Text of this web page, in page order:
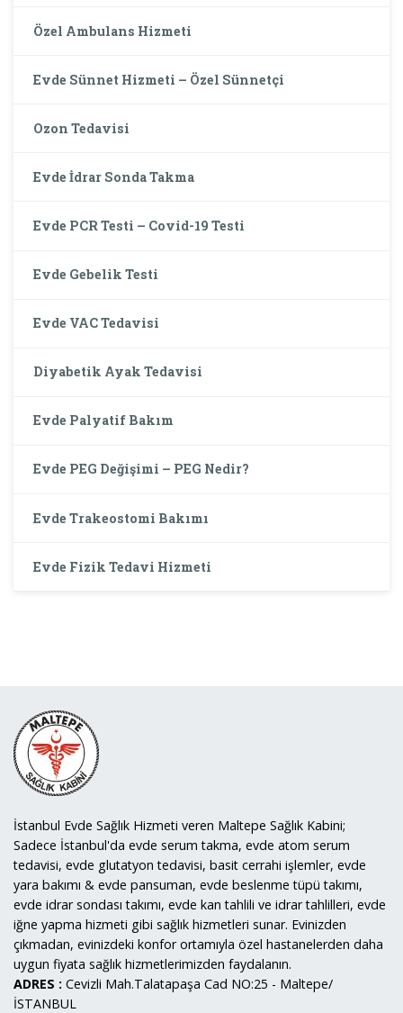
Özel Ambulans Hizmeti
Evde Sünnet Hizmeti – Özel Sünnetçi
Ozon Tedavisi
Evde İdrar Sonda Takma
Evde PCR Testi – Covid-19 Testi
Evde Gebelik Testi
Evde VAC Tedavisi
Diyabetik Ayak Tedavisi
Evde Palyatif Bakım
Evde PEG Değişimi – PEG Nedir?
Evde Trakeostomi Bakımı
Evde Fizik Tedavi Hizmeti
İstanbul Evde Sağlık Hizmeti veren Maltepe Sağlık Kabini;
Sadece İstanbul'da evde serum takma, evde atom serum
tedavisi, evde glutatyon tedavisi, basit cerrahi işlemler, evde
yara bakımı & evde pansuman, evde beslenme tüpü takımı,
evde idrar sondası takımı, evde kan tahlili ve idrar tahlilleri, evde
iğne yapma hizmeti gibi sağlık hizmetleri sunar. Evinizden
çıkmadan, evinizdeki konfor ortamıyla özel hastanelerden daha
uygun fiyata sağlık hizmetlerimizden faydalanın.
ADRES : Cevizli Mah.Talatapaşa Cad NO:25 - Maltepe/
İSTANBUL